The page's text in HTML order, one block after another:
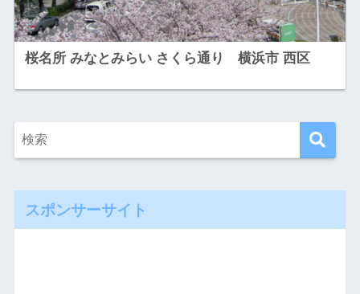
桜名所 みなとみらい さくら通り 横浜市 西区
スポンサーサイト